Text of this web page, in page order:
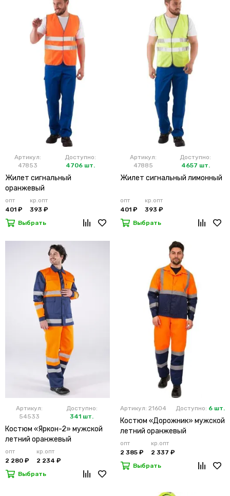
Артикул:
47853
Доступно:
4706 шт.
Жилет сигнальный
оранжевый
опт
401 ₽
кр.опт
393 ₽
Выбрать
Артикул:
47885
Доступно:
4657 шт.
Жилет сигнальный лимонный
опт
401 ₽
кр.опт
393 ₽
Выбрать
Артикул:
54533
Доступно:
341 шт.
Костюм «Яркон-2» мужской
летний оранжевый
опт
2 280 ₽
кр.опт
2 234 ₽
Выбрать
Артикул: 21604 Доступно: 6 шт.
Костюм «Дорожник» мужской
летний оранжевый
опт
2 385 ₽
кр.опт
2 337 ₽
Выбрать